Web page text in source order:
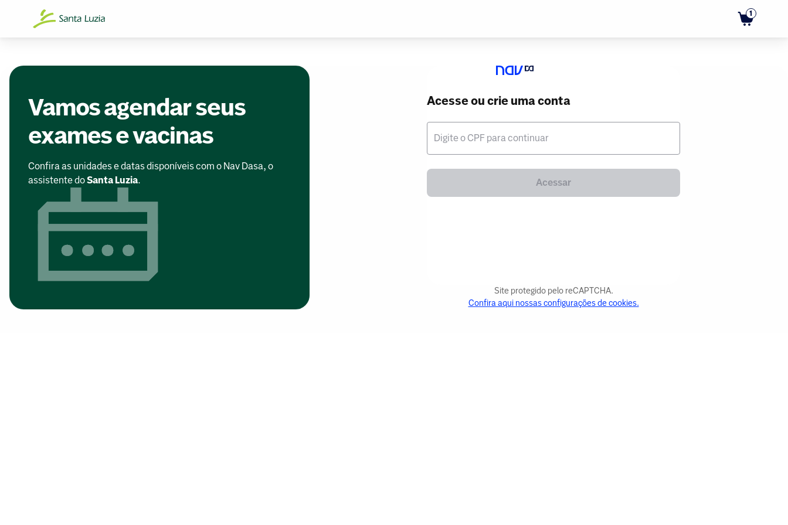
1
Vamos agendar seus
exames e vacinas
Confira as unidades e datas disponíveis com o Nav Dasa, o
assistente doSanta Luzia.
Acesse ou crie uma conta
Digite o CPF para continuar
Acessar
Site protegido pelo reCAPTCHA.
Confira aqui nossas configurações de cookies.